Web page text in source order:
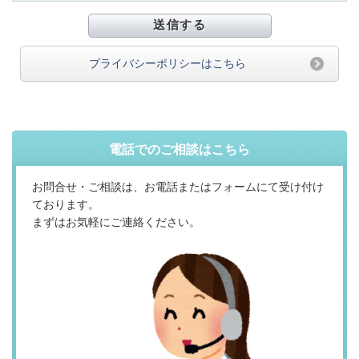
プライバシーポリシーはこちら
電話でのご相談はこちら
お問合せ・ご相談は、お電話またはフォームにて受け付け
ております。
まずはお気軽にご連絡ください。